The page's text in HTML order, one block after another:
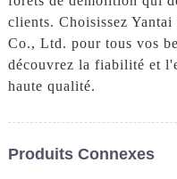
clients. Choisissez
Co., Ltd. pour tous vos
découvrez la fiabilité et
haute qualité.
Produits Connexes